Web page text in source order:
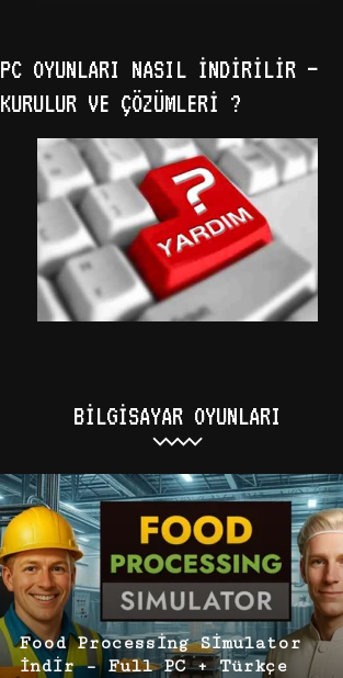
PC OYUNLARI NASIL İNDIRILIR –
KURULUR VE ÇÖZÜMLERI ?
BILGISAYAR OYUNLARI
Food Processing Simulator
İndir – Full PC + Türkçe